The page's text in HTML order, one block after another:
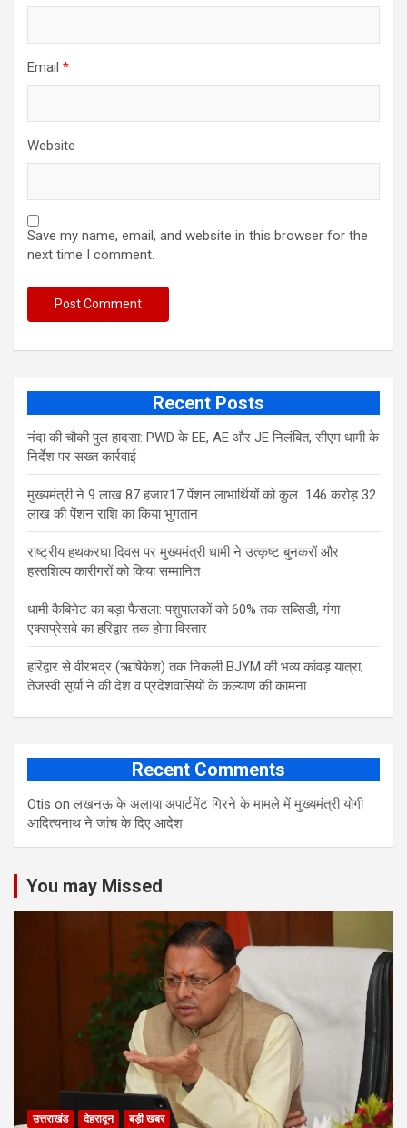
Email *
Website
Save my name, email, and website in this browser for the
next time I comment.
Recent Posts
नंदा की चौकी पुल हादसा: PWD के EE, AE और JE निलंबित, सीएम धामी के
निर्देश पर सख्त कार्रवाई
मुख्यमंत्री ने 9 लाख 87 हजार17 पेंशन लाभार्थियों को कुल 146 करोड़ 32
लाख की पेंशन राशि का किया भुगतान
राष्ट्रीय हथकरघा दिवस पर मुख्यमंत्री धामी ने उत्कृष्ट बुनकरों और
हस्तशिल्प कारीगरों को किया सम्मानित
​धामी कैबिनेट का बड़ा फैसला: पशुपालकों को 60% तक सब्सिडी, गंगा
एक्सप्रेसवे का हरिद्वार तक होगा विस्तार
​हरिद्वार से वीरभद्र (ऋषिकेश) तक निकली BJYM की भव्य कांवड़ यात्रा;
तेजस्वी सूर्या ने की देश व प्रदेशवासियों के कल्याण की कामना
Recent Comments
Otis onलखनऊ के अलाया अपार्टमेंट गिरने के मामले में मुख्‍यमंत्री योगी
आद‍ित्‍यनाथ ने जांच के द‍िए आदेश
You may Missed
उत्तराखंड देहरादून बड़ी खबर